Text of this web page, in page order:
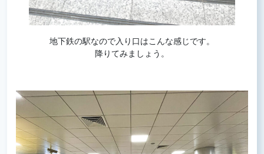
地下鉄の駅なので入り口はこんな感じです。
降りてみましょう。